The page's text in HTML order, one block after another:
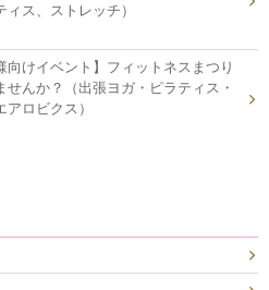
ィス、ストレッチ）
向けイベント】フィットネスまつり
せんか？（出張ヨガ・ピラティス・
アロビクス）